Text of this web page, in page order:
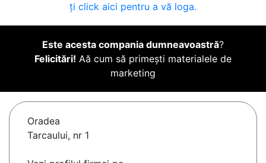
ți click aici pentru a vă loga.
Este acesta compania dumneavoastră?
Felicitări! Aă cum să primești materialele de
marketing
Oradea
Tarcaului, nr 1